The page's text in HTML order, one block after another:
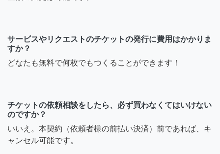
サービスやリクエストのチケットの発行に費用はかかりま
すか？
どなたも無料で何枚でもつくることができます！
チケットの依頼相談をしたら、必ず買わなくてはいけない
のですか？
いいえ。本契約（依頼者様の前払い決済）前であれば、キ
ャンセル可能です。